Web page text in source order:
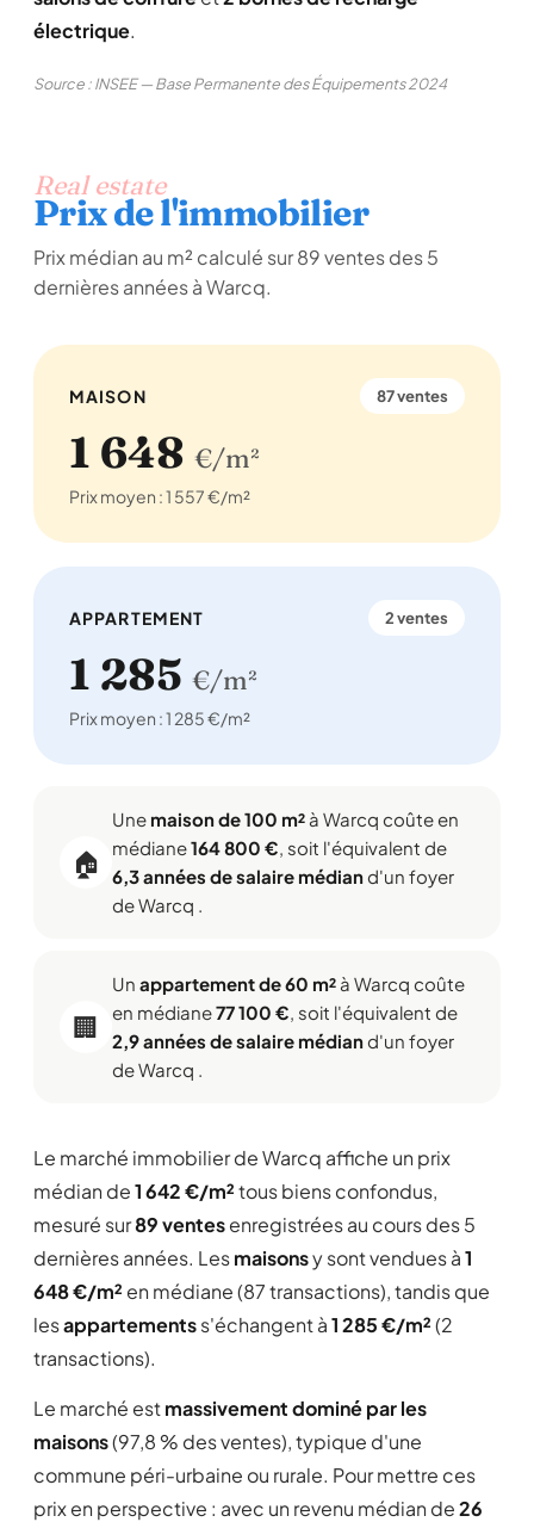
électrique.
Source : INSEE — Base Permanente des Équipements 2024
Real estate
Prix de l'immobilier
Prix médian au m² calculé sur 89 ventes des 5
dernières années à Warcq.
MAISON 87 ventes
1 648 €/m²
Prix moyen : 1 557 €/m²
APPARTEMENT 2 ventes
1 285 €/m²
Prix moyen : 1 285 €/m²
🏠
Une maison de 100 m² à Warcq coûte en
médiane164 800 €, soit l'équivalent de
6,3 années de salaire médiand'un foyer
de Warcq .
🏢
Un appartement de 60 m² à Warcq coûte
en médiane77 100 €, soit l'équivalent de
2,9 années de salaire médiand'un foyer
de Warcq .
Le marché immobilier de Warcq affiche un prix
médian de1 642 €/m²tous biens confondus,
mesuré sur89 ventesenregistrées au cours des 5
dernières années. Lesmaisonsy sont vendues à1
648 €/m² en médiane (87 transactions), tandis que
lesappartementss'échangent à1 285 €/m²(2
transactions).
Le marché estmassivement dominé par les
maisons(97,8 % des ventes), typique d'une
commune péri-urbaine ou rurale. Pour mettre ces
prix en perspective : avec un revenu médian de26